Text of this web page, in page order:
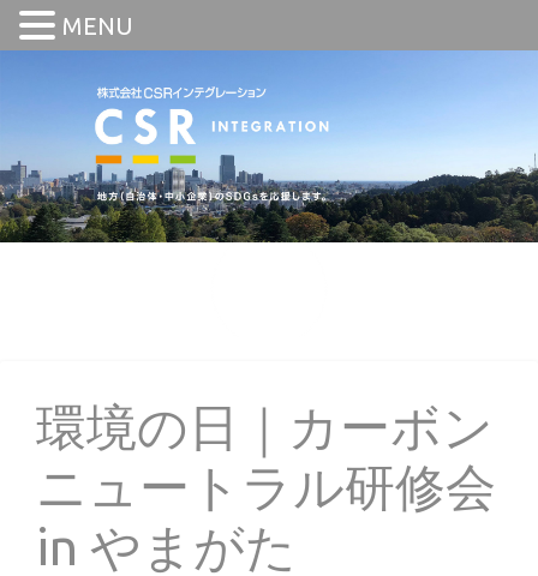
環境の日｜カーボン
ニュートラル研修会
in やまがた
MENU